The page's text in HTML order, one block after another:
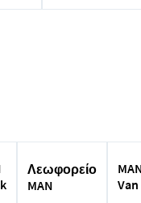
Λεωφορείο
MAN
Van